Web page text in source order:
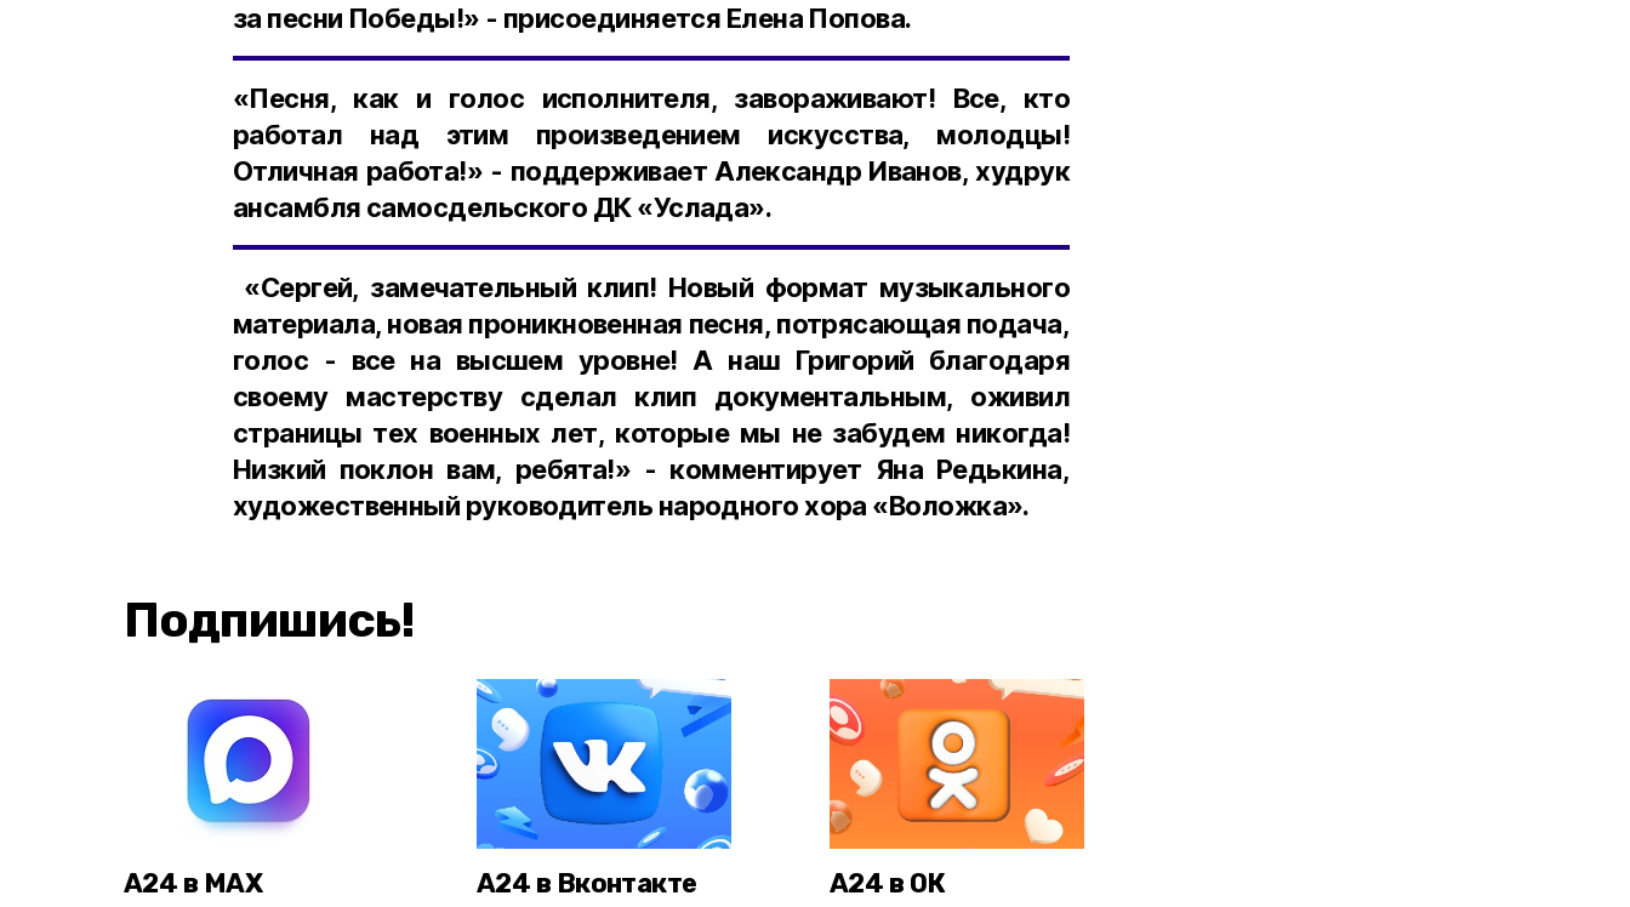
за песни Победы!» - присоединяется Елена Попова.
«Песня, как и голос исполнителя, завораживают! Все, кто
работал над этим произведением искусства, молодцы!
Отличная работа!» - поддерживает Александр Иванов, худрук
ансамбля самосдельского ДК «Услада».
«Сергей, замечательный клип! Новый формат музыкального
материала, новая проникновенная песня, потрясающая подача,
голос - все на высшем уровне! А наш Григорий благодаря
своему мастерству сделал клип документальным, оживил
страницы тех военных лет, которые мы не забудем никогда!
Низкий поклон вам, ребята!» - комментирует Яна Редькина,
художественный руководитель народного хора «Воложка».
Подпишись!
А24 в MAX А24 в Вконтакте А24 в ОК